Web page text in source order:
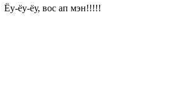
Ёу-ёу-ёу, вос ап мэн!!!!!